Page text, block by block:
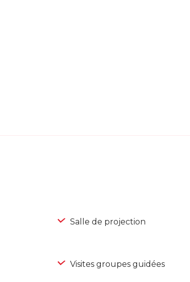
Salle de projection
Visites groupes guidées